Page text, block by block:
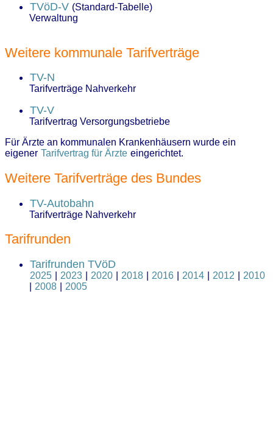
TVöD-V (Standard-Tabelle)
Verwaltung
Weitere kommunale Tarifverträge
TV-N
Tarifverträge Nahverkehr
TV-V
Tarifvertrag Versorgungsbetriebe
Für Ärzte an kommunalen Krankenhäusern wurde ein
eigener Tarifvertrag für Ärzte eingerichtet.
Weitere Tarifverträge des Bundes
TV-Autobahn
Tarifverträge Nahverkehr
Tarifrunden
Tarifrunden TVöD
2025 2023 2020 2018 2016 2014 2012
2010
2008 2005